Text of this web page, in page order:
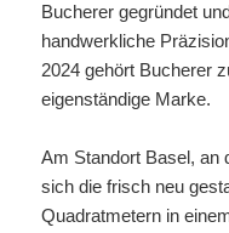
Bucherer gegründet
handwerkliche
2024 gehört Bucherer
eigenständige Marke.
Am Standort Basel, an
sich die frisch neu
Quadratmetern in